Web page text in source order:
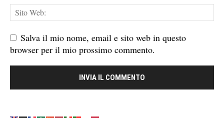
Salva il mio nome, email e sito web in questo
browser per il mio prossimo commento.